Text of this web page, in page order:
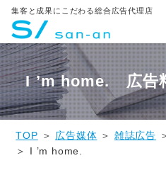
集客と成果にこだわる総合広告代理店
I ’m home. 広告
TOP ＞ 広告媒体 ＞ 雑誌広告
＞ I ’m home.